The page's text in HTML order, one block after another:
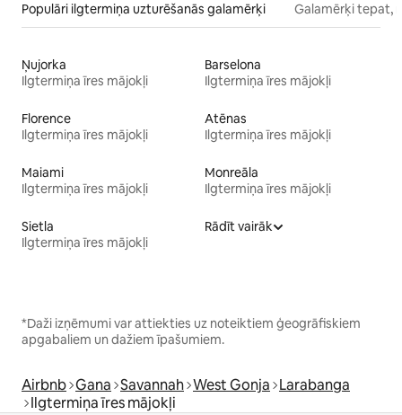
Populāri ilgtermiņa uzturēšanās galamērķi Galamērķi tepat,
Ņujorka
Ilgtermiņa īres mājokļi
Barselona
Ilgtermiņa īres mājokļi
Florence
Ilgtermiņa īres mājokļi
Atēnas
Ilgtermiņa īres mājokļi
Maiami
Ilgtermiņa īres mājokļi
Monreāla
Ilgtermiņa īres mājokļi
Sietla
Ilgtermiņa īres mājokļi
Rādīt vairāk
*Daži izņēmumi var attiekties uz noteiktiem ģeogrāfiskiem
apgabaliem un dažiem īpašumiem.
Airbnb Gana Savannah West Gonja Larabanga
Ilgtermiņa īres mājokļi